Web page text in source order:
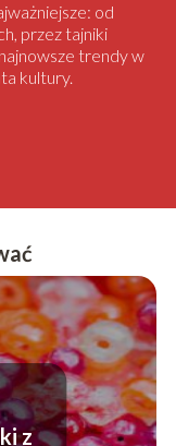
od
przez tajniki
trendy w
kultury.
z